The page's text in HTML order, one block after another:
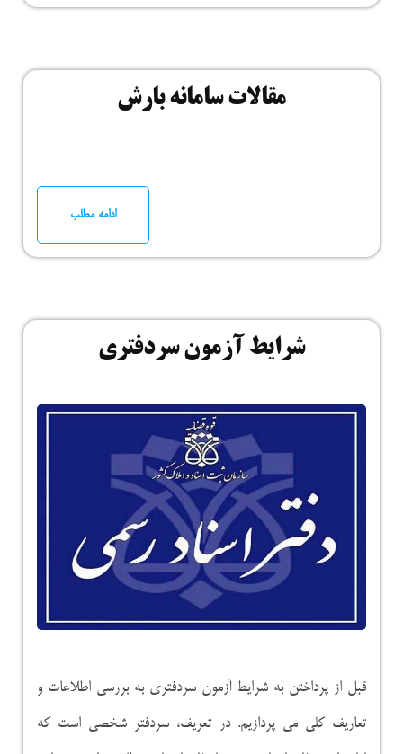
مقالات سامانه بارش
ادامه مطلب
شرایط آزمون سردفتری
قبل از پرداختن به شرایط آزمون سردفتری به بررسی اطلاعات و
تعاریف کلی می پردازیم. در تعریف، سردفتر شخصی است که